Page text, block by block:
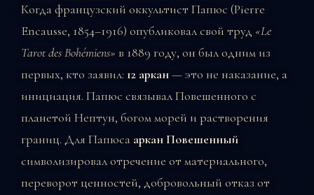
Когда французский оккультист Папюс (Pierre
Encausse, 1854–1916) опубликовал свой труд «Le
Tarot des Bohémiens» в 1889 году, он был одним из
первых, кто заявил: 12 аркан— это не наказание, а
инициация. Папюс связывал Повешенного с
планетой Нептун, богом морей и растворения
границ. Для Папюса аркан Повешенный
символизировал отречение от материального,
переворот ценностей, добровольный отказ от